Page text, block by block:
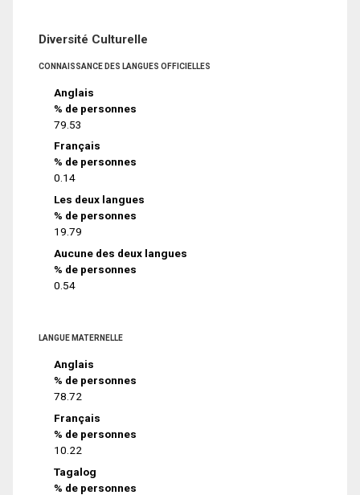
Diversité Culturelle
CONNAISSANCE DES LANGUES OFFICIELLES
Anglais
% de personnes
79.53
Français
% de personnes
0.14
Les deux langues
% de personnes
19.79
Aucune des deux langues
% de personnes
0.54
LANGUE MATERNELLE
Anglais
% de personnes
78.72
Français
% de personnes
10.22
Tagalog
% de personnes